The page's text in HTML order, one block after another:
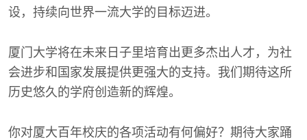
设，持续向世界一流大学的目标迈进。
厦门大学将在未来日子里培育出更多杰出人才，为社
会进步和国家发展提供更强大的支持。我们期待这所
历史悠久的学府创造新的辉煌。
你对厦大百年校庆的各项活动有何偏好？期待大家踊